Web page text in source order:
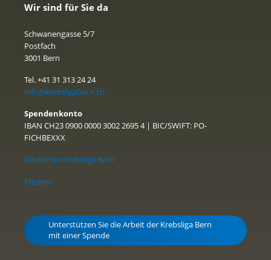
Wir sind für Sie da
Schwanengasse 5/7
Postfach
3001 Bern
Tel. +41 31 313 24 24
info@krebsligabern.ch
Spendenkonto
IBAN CH23 0900 0000 3002 2695 4 | BIC/SWIFT: PO-
FICHBEXXX
Disclaimer Krebsliga Bern
Medien
Unterstützen Sie die Arbeit der Krebsliga Bern
mit einer Spende